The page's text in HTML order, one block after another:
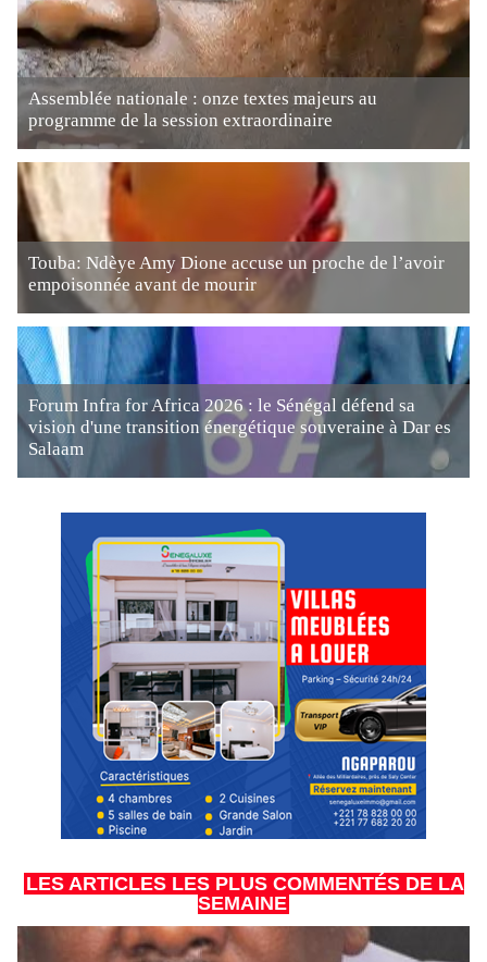
Assemblée nationale : onze textes majeurs au
programme de la session extraordinaire
Touba: Ndèye Amy Dione accuse un proche de l’avoir
empoisonnée avant de mourir
Forum Infra for Africa 2026 : le Sénégal défend sa
vision d'une transition énergétique souveraine à Dar es
Salaam
LES ARTICLES LES PLUS COMMENTÉS DE LA
SEMAINE